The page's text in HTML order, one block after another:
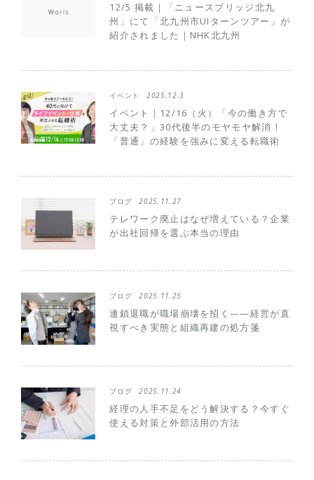
12/5 掲載｜「ニュースブリッジ北九
州」にて「北九州市UIターンツアー」が
紹介されました｜NHK北九州
イベント 2025.12.3
イベント｜12/16（火）「今の働き方で
大丈夫？」30代後半のモヤモヤ解消！
「普通」の経験を強みに変える転職術
ブログ 2025.11.27
テレワーク廃止はなぜ増えている？企業
が出社回帰を選ぶ本当の理由
ブログ 2025.11.25
連鎖退職が職場崩壊を招く——経営が直
視すべき実態と組織再建の処方箋
ブログ 2025.11.24
経理の人手不足をどう解決する？今すぐ
使える対策と外部活用の方法